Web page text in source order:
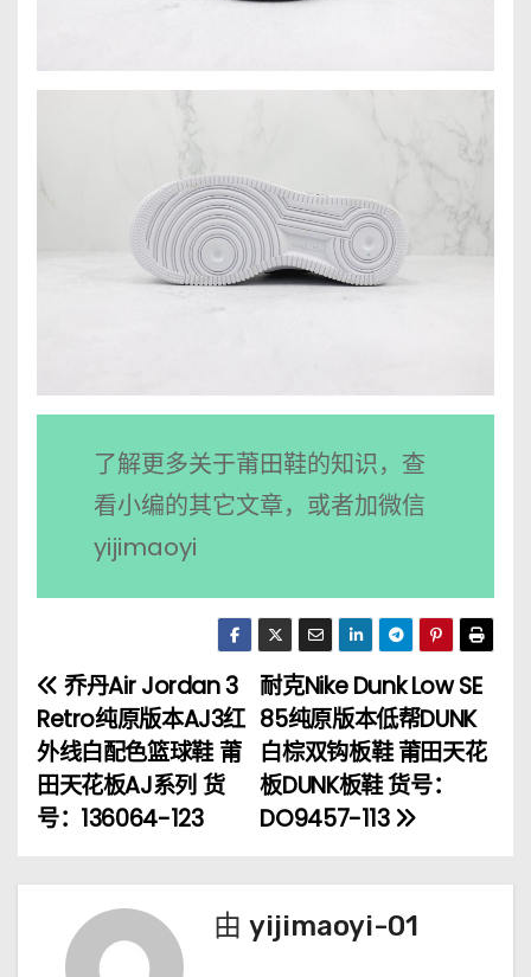
了解更多关于莆田鞋的知识，查
看小编的其它文章，或者加微信
yijimaoyi
文
章
导
航
耐克Nike Dunk Low SE
85纯原版本低帮DUNK
白棕双钩板鞋 莆田天花
板DUNK板鞋 货号：
DO9457-113
乔丹Air Jordan 3
Retro纯原版本AJ3红
外线白配色篮球鞋 莆
田天花板AJ系列 货
号：136064-123
由 yijimaoyi-01